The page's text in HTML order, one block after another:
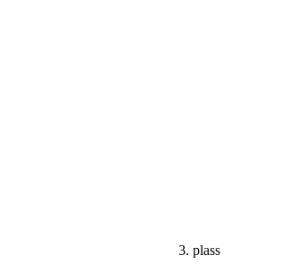
3. plass